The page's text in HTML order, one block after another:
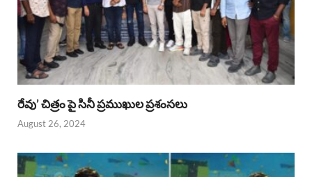
రేవు’ చిత్రం పై సినీ ప్రముఖుల ప్రశంసలు
August 26, 2024